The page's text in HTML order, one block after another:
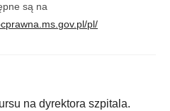
są na
gov.pl/pl/
na dyrektora szpitala.